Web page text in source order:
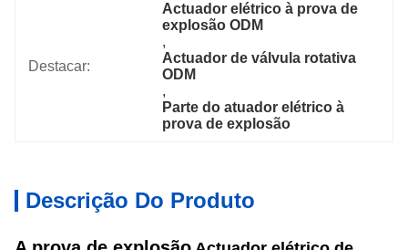
Destacar:
Actuador elétrico à prova de
explosão ODM
,
Actuador de válvula rotativa
ODM
,
Parte do atuador elétrico à
prova de explosão
Descrição Do Produto